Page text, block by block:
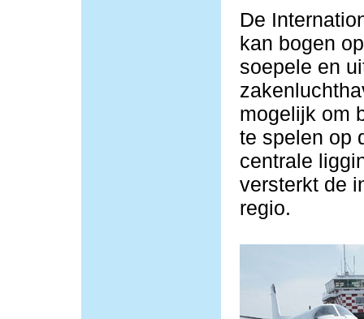
De
kan bogen
soepele en
mogelijk om
te spelen op
centrale
versterkt de
regio.